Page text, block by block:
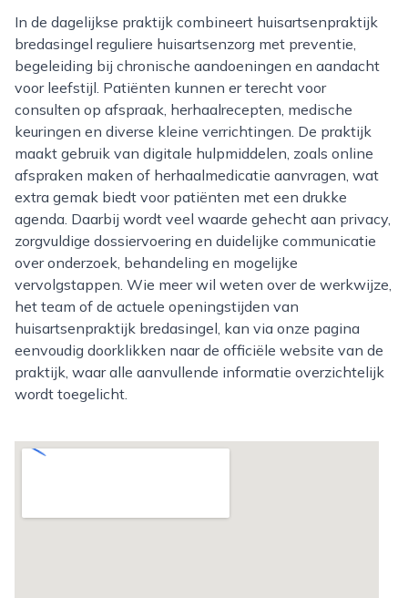
In de dagelijkse praktijk combineert huisartsenpraktijk
bredasingel reguliere huisartsenzorg met preventie,
begeleiding bij chronische aandoeningen en aandacht
voor leefstijl. Patiënten kunnen er terecht voor
consulten op afspraak, herhaalrecepten, medische
keuringen en diverse kleine verrichtingen. De praktijk
maakt gebruik van digitale hulpmiddelen, zoals online
afspraken maken of herhaalmedicatie aanvragen, wat
extra gemak biedt voor patiënten met een drukke
agenda. Daarbij wordt veel waarde gehecht aan privacy,
zorgvuldige dossiervoering en duidelijke communicatie
over onderzoek, behandeling en mogelijke
vervolgstappen. Wie meer wil weten over de werkwijze,
het team of de actuele openingstijden van
huisartsenpraktijk bredasingel, kan via onze pagina
eenvoudig doorklikken naar de officiële website van de
praktijk, waar alle aanvullende informatie overzichtelijk
wordt toegelicht.